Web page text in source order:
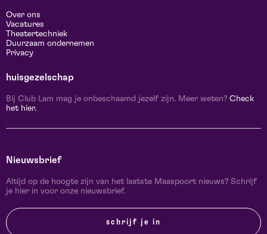
Over ons
Vacatures
Theatertechniek
Duurzaam ondernemen
Privacy
huisgezelschap
Bij Club Lam mag je onbeschaamd jezelf zijn. Meer weten? Check
het hier.
Nieuwsbrief
Altijd op de hoogte zijn van het laatste Maaspoort nieuws? Schrijf
je hier in voor onze nieuwsbrief.
schrijf je in